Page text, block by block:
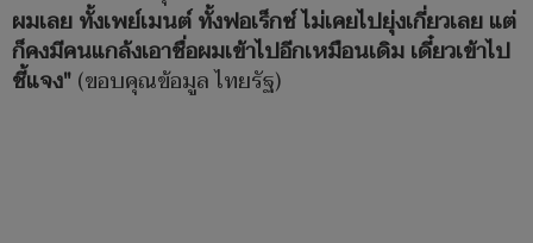
ผมเลย ทั้งเพย์เมนต์ ทั้งฟอเร็กซ์ ไม่เคยไปยุ่งเกี่ยวเลย แต่
ก็คงมีคนแกล้งเอาชื่อผมเข้าไปอีกเหมือนเดิม เดี๋ยวเข้าไป
ชี้แจง"(ขอบคุณข้อมูล ไทยรัฐ)